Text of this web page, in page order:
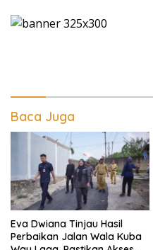
Baca Juga
Eva Dwiana Tinjau Hasil
Perbaikan Jalan Wala Kuba